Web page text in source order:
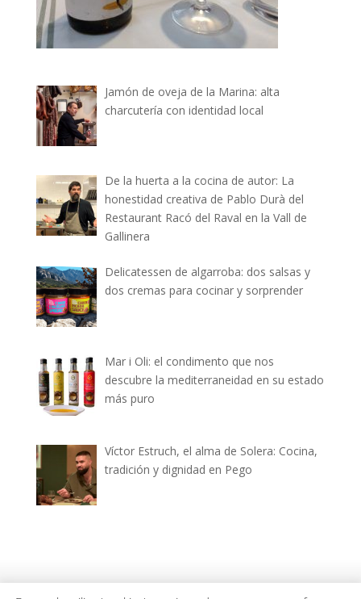
Jamón de oveja de la Marina: alta
charcutería con identidad local
De la huerta a la cocina de autor: La
honestidad creativa de Pablo Durà del
Restaurant Racó del Raval en la Vall de
Gallinera
Delicatessen de algarroba: dos salsas y
dos cremas para cocinar y sorprender
Mar i Oli: el condimento que nos
descubre la mediterraneidad en su estado
más puro
Víctor Estruch, el alma de Solera: Cocina,
tradición y dignidad en Pego